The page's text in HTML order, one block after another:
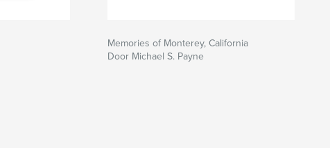
Memories of Monterey, California
Door Michael S. Payne